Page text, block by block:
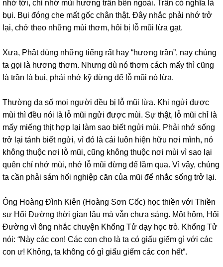
nhớ tới, chỉ nhớ mùi hương trần bên ngoài. Trần có nghĩa là
bụi. Bụi đóng che mất gốc chân thật. Đây nhắc phải nhớ trở
lại, chớ theo những mùi thơm, hôi bị lỗ mũi lừa gạt.
Xưa, Phật dùng những tiếng rất hay “hương trần”, nay chúng
ta gọi là hương thơm. Nhưng dù nó thơm cách mấy thì cũng
là trần là bụi, phải nhớ kỹ đừng để lỗ mũi nó lừa.
Thường đa số mọi người đều bị lỗ mũi lừa. Khi ngửi được
mùi thì đều nói là lỗ mũi ngửi được mùi. Sự thật, lỗ mũi chỉ là
mấy miếng thịt hợp lại làm sao biết ngửi mùi. Phải nhớ sống
trở lại tánh biết ngửi, vì đó là cái luôn hiện hữu nơi mình, nó
không thuộc nơi lỗ mũi, cũng không thuộc nơi mùi vì sao lại
quên chỉ nhớ mùi, nhớ lỗ mũi đừng để lầm qua. Vì vậy, chúng
ta cần phải sám hối nghiệp căn của mũi để nhắc sống trở lại.
Ông Hoàng Đình Kiên (Hoàng Sơn Cốc) học thiền với Thiền
sư Hối Đường thời gian lâu mà vẫn chưa sáng. Một hôm, Hối
Đường vì ông nhắc chuyện Khổng Tử dạy học trò. Khổng Tử
nói: “Này các con! Các con cho là ta có giấu giếm gì với các
con ư! Không, ta không có gì giấu giếm các con hết”.